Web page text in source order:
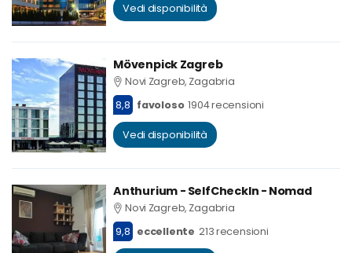
Vedi disponibilità
Mövenpick Zagreb
Novi Zagreb, Zagabria
8,8 favoloso 1904 recensioni
Vedi disponibilità
Anthurium - SelfCheckIn - Nomad
Novi Zagreb, Zagabria
9,8 eccellente 213 recensioni